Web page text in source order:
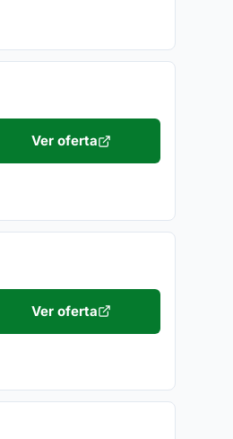
Ver oferta
Ver oferta